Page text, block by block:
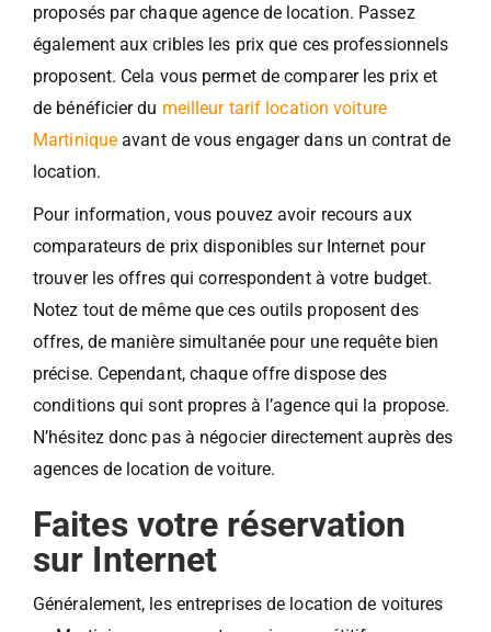
proposés par chaque agence de location. Passez
également aux cribles les prix que ces professionnels
proposent. Cela vous permet de comparer les prix et
de bénéficier du meilleur tarif location voiture
Martinique avant de vous engager dans un contrat de
location.
Pour information, vous pouvez avoir recours aux
comparateurs de prix disponibles sur Internet pour
trouver les offres qui correspondent à votre budget.
Notez tout de même que ces outils proposent des
offres, de manière simultanée pour une requête bien
précise. Cependant, chaque offre dispose des
conditions qui sont propres à l’agence qui la propose.
N’hésitez donc pas à négocier directement auprès des
agences de location de voiture.
Faites votre réservation
sur Internet
Généralement, les entreprises de location de voitures